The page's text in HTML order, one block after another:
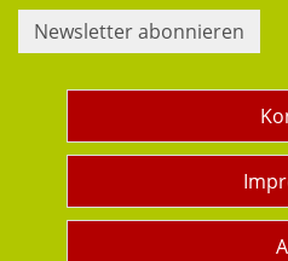
Newsletter abonnieren